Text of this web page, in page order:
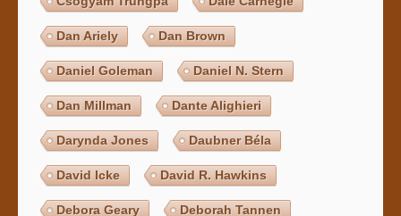
Dan Ariely Dan Brown
Daniel Goleman Daniel N. Stern
Dan Millman Dante Alighieri
Darynda Jones Daubner Béla
David Icke David R. Hawkins
Debora Geary Deborah Tannen